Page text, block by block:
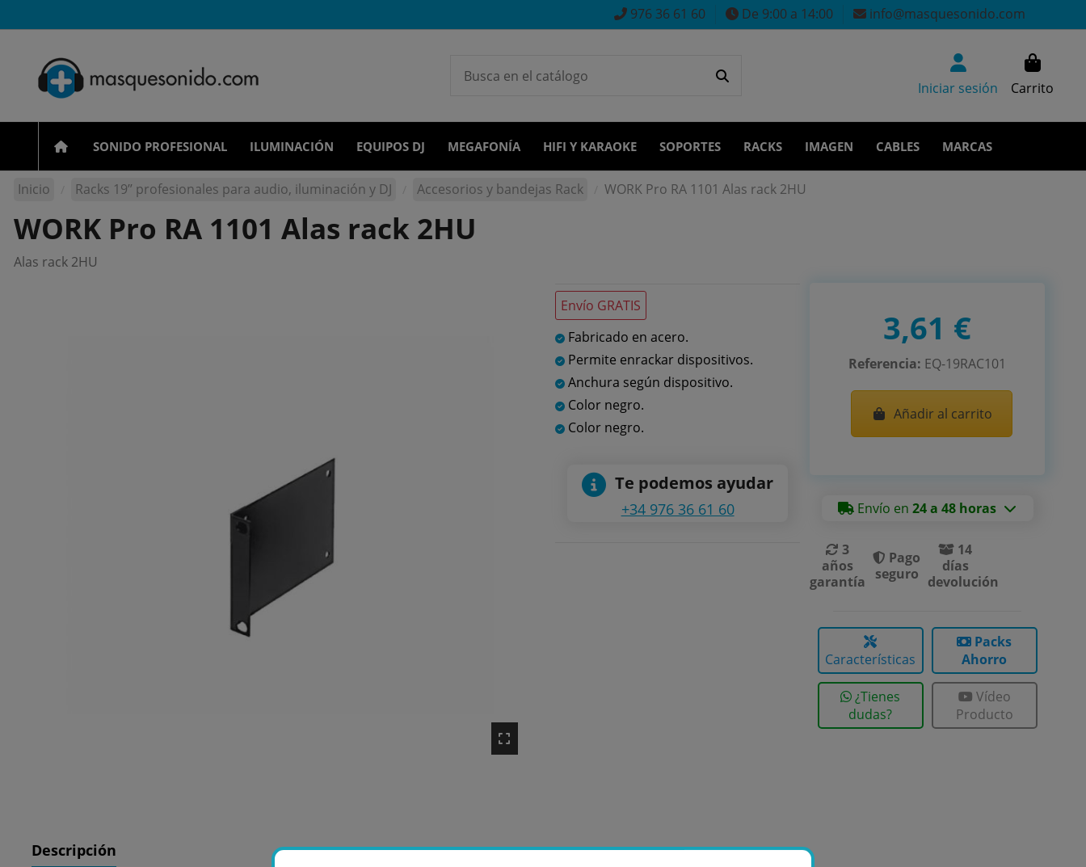
976 36 61 60 De 9:00 a 14:00 info@masquesonido.com
Iniciar sesión Carrito
SONIDO PROFESIONAL ILUMINACIÓN EQUIPOS DJ MEGAFONÍA HIFI Y KARAOKE SOPORTES RACKS IMAGEN CABLES MARCAS
Inicio Racks 19’’ profesionales para audio, iluminación y DJ Accesorios y bandejas Rack WORK Pro RA 1101 Alas rack 2HU
WORK Pro RA 1101 Alas rack 2HU
Alas rack 2HU
Envío GRATIS
Fabricado en acero.
Permite enrackar dispositivos.
Anchura según dispositivo.
Color negro.
Color negro.
Te podemos ayudar
+34 976 36 61 60
3,61 €
Referencia: EQ-19RAC101
Añadir al carrito
Envío en24 a 48 horas
3
años
garantía
Pago
seguro
14
días
devolución
Características
Packs
Ahorro
¿Tienes
dudas?
Vídeo
Producto
Descripción